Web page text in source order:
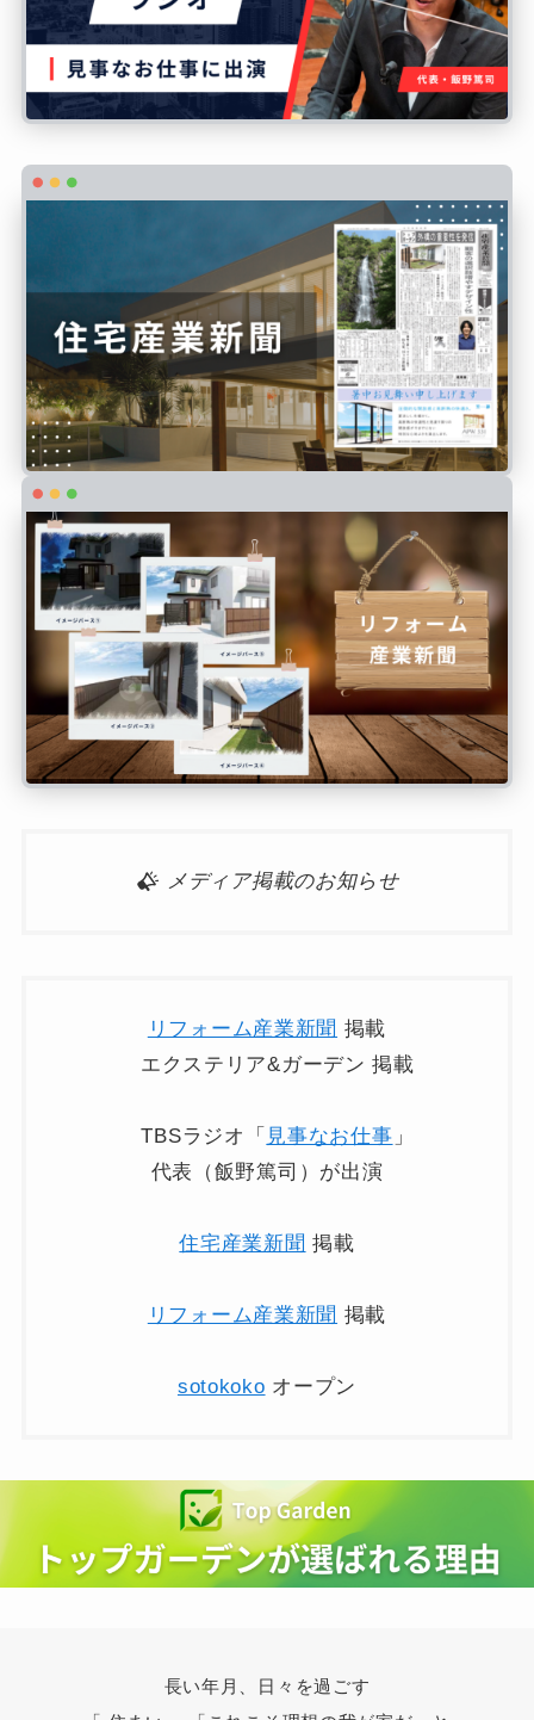
メディア掲載のお知らせ
リフォーム産業新聞 掲載
エクステリア&ガーデン 掲載
TBSラジオ「 見事なお仕事 」
代表（飯野篤司）が出演
住宅産業新聞 掲載
リフォーム産業新聞 掲載
sotokoko オープン
長い年月、日々を過ごす